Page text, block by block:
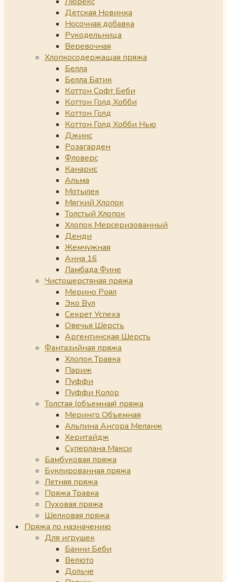
Детская Новинка
Носочная добавка
Рукодельница
Веревочная
Хлопкосодержащая пряжа
Белла
Белла Батик
Коттон Софт Беби
Коттон Голд Хобби
Коттон Голд
Коттон Голд Хобби Нью
Джинс
Розагарден
Фловерс
Канарис
Альма
Мотылек
Мягкий Хлопок
Толстый Хлопок
Хлопок Мерсеризованный
Денди
Жемчужная
Анна 16
Ламбада Фине
Чистошерстяная пряжа
Мерино Роял
Эко Вул
Секрет Успеха
Овечья Шерсть
Аргентинская Шерсть
Фантазийная пряжа
Хлопок Травка
Париж
Пуффи
Пуффи Колор
Толстая (объемная) пряжа
Меринго Объемная
Альпина Ангора Меланж
Херитайдж
Суперлана Макси
Бамбуковая пряжа
Буклированная пряжа
Летняя пряжа
Пряжа Травка
Пуховая пряжа
Шелковая пряжа
Пряжа по назначению
Для игрушек
Банни Беби
Велюто
Дольче